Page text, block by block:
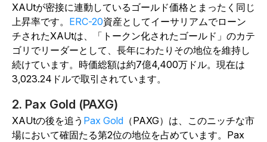
XAUtが密接に連動しているゴールド価格とまったく同じ
上昇率です。 ERC-20資産としてイーサリアムでローン
チされたXAUtは、「トークン化されたゴールド」のカテ
ゴリでリーダーとして、長年にわたりその地位を維持し
続けています。時価総額は約7億4,400万ドル。現在は
3,023.24ドルで取引されています。
2. Pax Gold (PAXG)
XAUtの後を追う Pax Gold （PAXG）は、このニッチな市
場において確固たる第2位の地位を占めています。Pax